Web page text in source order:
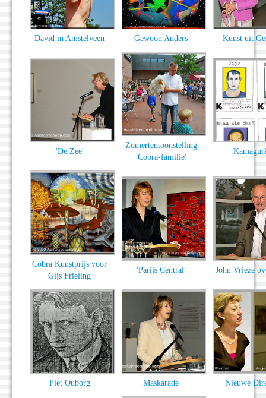
David in Amstelveen Gewoon Anders Kunst uit
'De Zee'
Zomertentoonstelling
'Cobra-familie'
Cobra Kunstprijs voor
Gijs Frieling
'Parijs Central' John Vrieze
Piet Ouborg Maskarade Nieuwe